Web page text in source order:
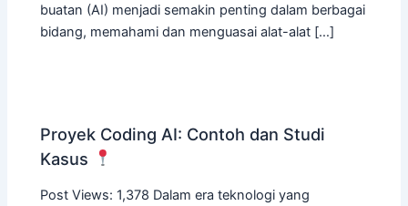
buatan (AI) menjadi semakin penting dalam berbagai
bidang, memahami dan menguasai alat-alat […]
Proyek Coding AI: Contoh dan Studi
Kasus
Post Views: 1,378 Dalam era teknologi yang